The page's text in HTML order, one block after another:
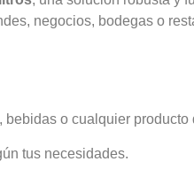
negocios, bodegas o
o cualquier
tus necesidades.